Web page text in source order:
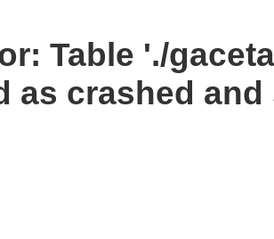
Table './
as crashed